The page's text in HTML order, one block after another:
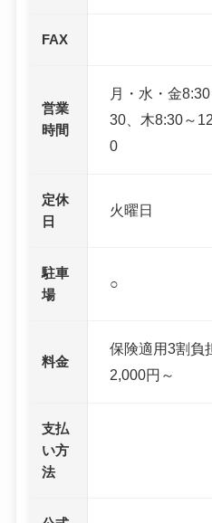
FAX
営業
時間
月・水・金
30、木8:30～
0
定休
日
火曜日
駐車
場
○
料金
保険適用3割負
2,000円～
支払
い方
法